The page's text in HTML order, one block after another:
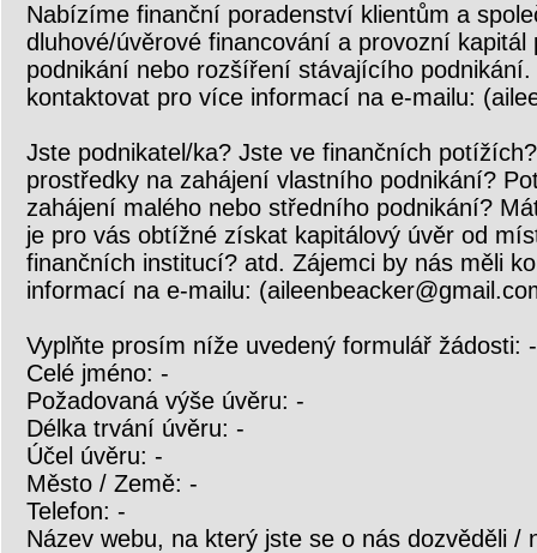
Nabízíme finanční poradenství klientům a
dluhové/úvěrové financování a provozní kapitál
podnikání nebo rozšíření stávajícího
kontaktovat pro více informací na e-mailu:
Jste podnikatel/ka? Jste ve finančních
prostředky na zahájení vlastního podnikání?
zahájení malého nebo středního podnikání?
je pro vás obtížné získat kapitálový úvěr od
finančních institucí? atd. Zájemci by nás měli
informací na e-mailu:
Vyplňte prosím níže uvedený formulář žádosti: -
Celé jméno: -
Požadovaná výše úvěru: -
Délka trvání úvěru: -
Účel úvěru: -
Město / Země: -
Telefon: -
Název webu, na který jste se o nás dozvěděli /